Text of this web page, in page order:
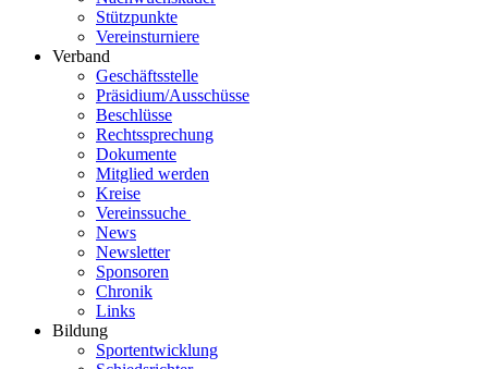
Stützpunkte
Vereinsturniere
Verband
Geschäftsstelle
Präsidium/Ausschüsse
Beschlüsse
Rechtssprechung
Dokumente
Mitglied werden
Kreise
Vereinssuche
News
Newsletter
Sponsoren
Chronik
Links
Bildung
Sportentwicklung